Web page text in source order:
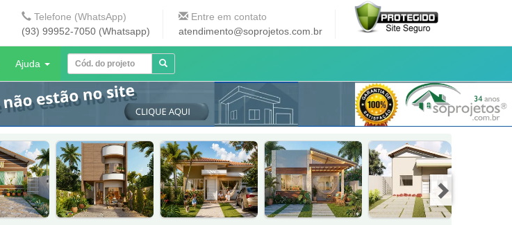
Telefone (WhatsApp)
(93) 99952-7050 (Whatsapp)
Entre em contato
atendimento@soprojetos.com.br
Ajuda